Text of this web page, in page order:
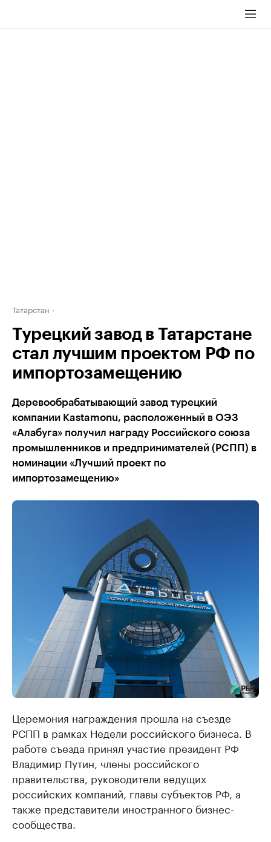
Татарстан
Турецкий завод в Татарстане
стал лучшим проектом РФ по
импортозамещению
Деревообрабатывающий завод турецкий
компании Kastamonu, расположенный в ОЭЗ
«Алабуга» получил награду Российского союза
промышленников и предпринимателей (РСПП) в
номинации «Лучший проект по
импортозамещению»
Церемония награждения прошла на съезде
РСПП в рамках Недели российского бизнеса. В
работе съезда принял участие президент РФ
Владимир Путин, члены российского
правительства, руководители ведущих
российских компаний, главы субъектов РФ, а
также представители иностранного бизнес-
сообщества.